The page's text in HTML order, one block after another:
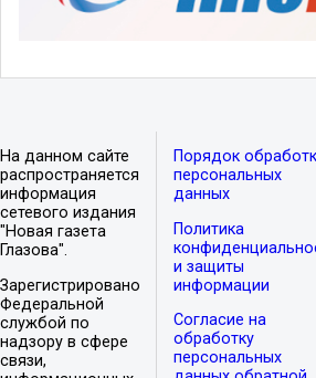
На данном сайте
распространяется
информация
сетевого издания
"Новая газета
Глазова".
Зарегистрировано
Федеральной
службой по
надзору в сфере
связи,
Порядок
персональных
данных
Политика
и защиты
информации
Согласие на
обработку
персональных